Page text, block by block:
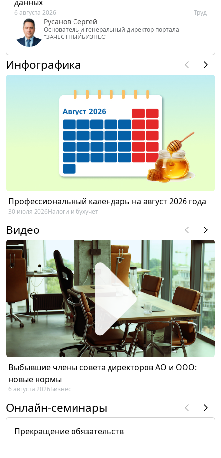
данных
6 августа 2026 Труд
Русанов Сергей
Основатель и генеральный директор портала
"ЗАЧЕСТНЫЙБИЗНЕС"
Инфографика
Профессиональный календарь на август 2026 года
30 июля 2026Налоги и бухучет
Видео
Выбывшие члены совета директоров АО и ООО:
новые нормы
6 августа 2026Бизнес
Онлайн-семинары
Прекращение обязательств